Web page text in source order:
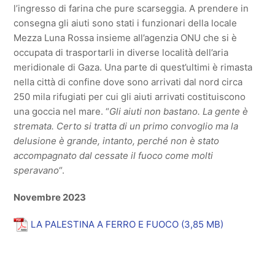
l’ingresso di farina che pure scarseggia. A prendere in
consegna gli aiuti sono stati i funzionari della locale
Mezza Luna Rossa insieme all’agenzia ONU che si è
occupata di trasportarli in diverse località dell’aria
meridionale di Gaza. Una parte di quest’ultimi è rimasta
nella città di confine dove sono arrivati dal nord circa
250 mila rifugiati per cui gli aiuti arrivati costituiscono
una goccia nel mare. “Gli aiuti non bastano. La gente è
stremata. Certo si tratta di un primo convoglio ma la
delusione è grande, intanto, perché non è stato
accompagnato dal cessate il fuoco come molti
speravano“.
Novembre 2023
LA PALESTINA A FERRO E FUOCO